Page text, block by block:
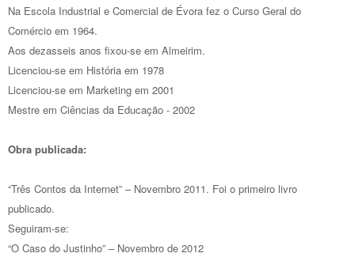
Na Escola Industrial e Comercial de Évora fez o Curso Geral do
Comércio em 1964.
Aos dezasseis anos fixou-se em Almeirim.
Licenciou-se em História em 1978
Licenciou-se em Marketing em 2001
Mestre em Ciências da Educação - 2002
Obra publicada:
“Três Contos da Internet” – Novembro 2011. Foi o primeiro livro
publicado.
Seguiram-se:
“O Caso do Justinho” – Novembro de 2012